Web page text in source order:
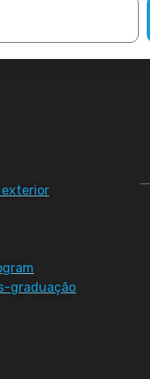
exterior
graduação